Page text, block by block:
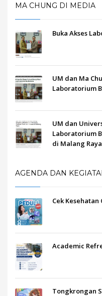
MA CHUNG DI MEDIA
Buka Akses
UM dan Ma
Laboratorium
UM dan
Laboratorium
di Malang Raya
AGENDA DAN
Cek Kesehatan
Academic
Tongkrongan